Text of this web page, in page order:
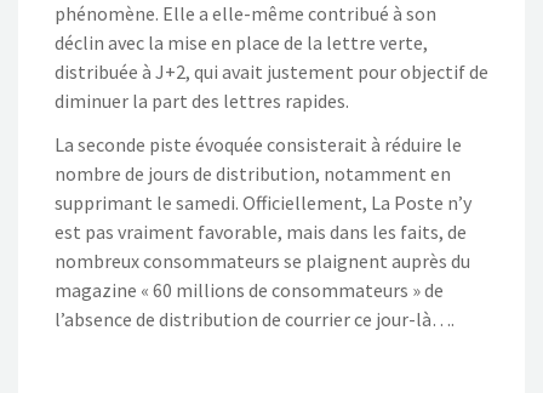
phénomène. Elle a elle-même contribué à son
déclin avec la mise en place de la lettre verte,
distribuée à J+2, qui avait justement pour objectif de
diminuer la part des lettres rapides.
La seconde piste évoquée consisterait à réduire le
nombre de jours de distribution, notamment en
supprimant le samedi. Officiellement, La Poste n’y
est pas vraiment favorable, mais dans les faits, de
nombreux consommateurs se plaignent auprès du
magazine « 60 millions de consommateurs » de
l’absence de distribution de courrier ce jour-là….